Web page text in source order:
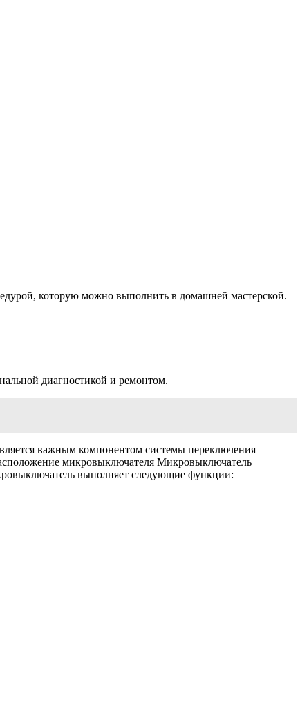
которую можно выполнить в домашней мастерской.
диагностикой и ремонтом.
важным компонентом системы переключения
микровыключателя Микровыключатель
выполняет следующие функции: